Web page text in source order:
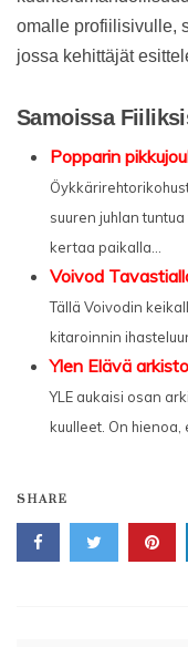
omalle profiilisivulle,
jossa kehittäjät
Samoissa
Popparin
suuren juhlan
kertaa paikalla...
Voivod
Tällä Voivodin
kitaroinnin
Ylen Elävä arkisto
YLE aukaisi osan
kuulleet. On hienoa,
SHARE